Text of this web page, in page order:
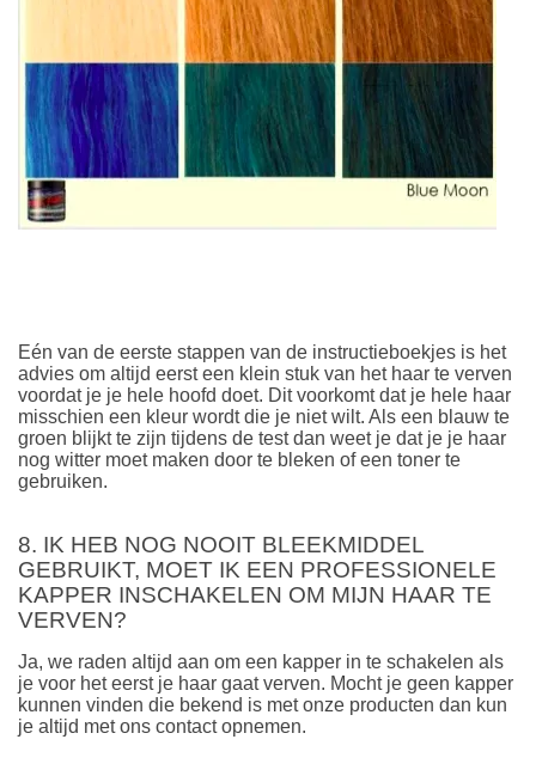
Eén van de eerste stappen van de instructieboekjes is het
advies om altijd eerst een klein stuk van het haar te verven
voordat je je hele hoofd doet. Dit voorkomt dat je hele haar
misschien een kleur wordt die je niet wilt. Als een blauw te
groen blijkt te zijn tijdens de test dan weet je dat je je haar
nog witter moet maken door te bleken of een toner te
gebruiken.
8. IK HEB NOG NOOIT BLEEKMIDDEL
GEBRUIKT, MOET IK EEN PROFESSIONELE
KAPPER INSCHAKELEN OM MIJN HAAR TE
VERVEN?
Ja, we raden altijd aan om een kapper in te schakelen als
je voor het eerst je haar gaat verven. Mocht je geen kapper
kunnen vinden die bekend is met onze producten dan kun
je altijd met ons contact opnemen.